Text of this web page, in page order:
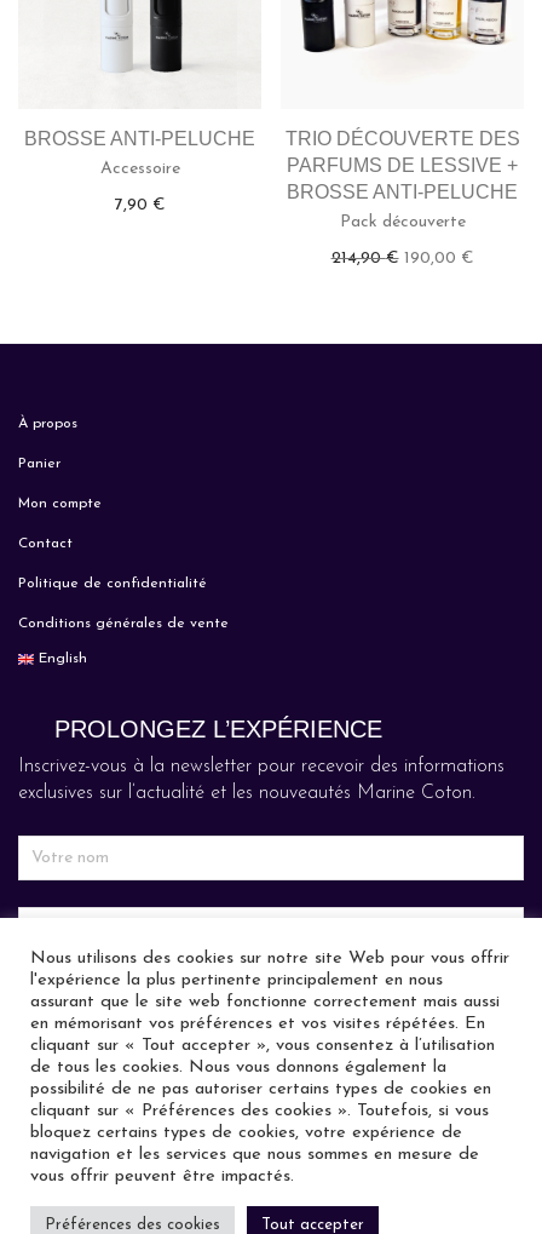
BROSSE ANTI-PELUCHE
Accessoire
7,90 €
TRIO DÉCOUVERTE DES
PARFUMS DE LESSIVE +
BROSSE ANTI-PELUCHE
Pack découverte
214,90€ Le prix initial
190,00 €Le prix
À propos
Panier
Mon compte
Contact
Politique de confidentialité
Conditions générales de vente
English
PROLONGEZ L’EXPÉRIENCE
Inscrivez-vous à la newsletter pour recevoir des informations
exclusives sur l’actualité et les nouveautés Marine Coton.
PARTAGEZ VOTRE EXPÉRIENCE
#marinecoton
Nous utilisons des cookies sur notre site Web pour vous offrir
l'expérience la plus pertinente principalement en nous
assurant que le site web fonctionne correctement mais aussi
en mémorisant vos préférences et vos visites répétées. En
cliquant sur « Tout accepter », vous consentez à l’utilisation
de tous les cookies. Nous vous donnons également la
possibilité de ne pas autoriser certains types de cookies en
cliquant sur « Préférences des cookies ». Toutefois, si vous
bloquez certains types de cookies, votre expérience de
navigation et les services que nous sommes en mesure de
vous offrir peuvent être impactés.
Préférences des cookies Tout accepter